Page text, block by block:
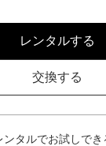
レンタルする
交換する
ンタルでお試しでき